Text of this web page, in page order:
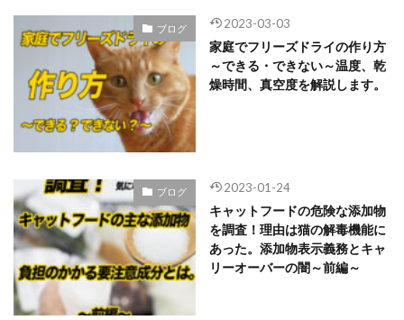
ブログ 2023-03-03
家庭でフリーズドライの作り方
～できる・できない～温度、乾
燥時間、真空度を解説します。
ブログ 2023-01-24
キャットフードの危険な添加物
を調査！理由は猫の解毒機能に
あった。添加物表示義務とキャ
リーオーバーの闇～前編～